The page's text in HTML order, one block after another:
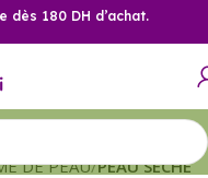
180 DH d’achat.
DE PEAU PEAU SECHE